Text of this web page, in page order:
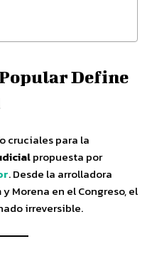
Define
cruciales para la
propuesta por
. Desde la arrolladora
Morena en el Congreso, el
irreversible.